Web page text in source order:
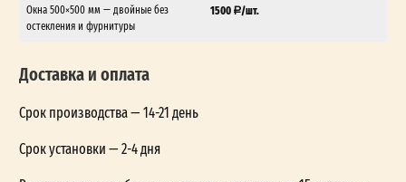
Окна 500×500 мм — двойные без
остекления и фурнитуры
1500 /шт.
Доставка и оплата
Срок производства — 14-21 день
Срок установки — 2-4 дня